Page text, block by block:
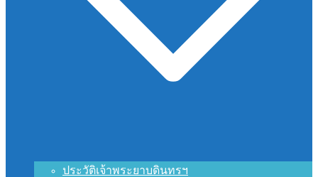
ประวัติเจ้าพระยาบดินทรฯ